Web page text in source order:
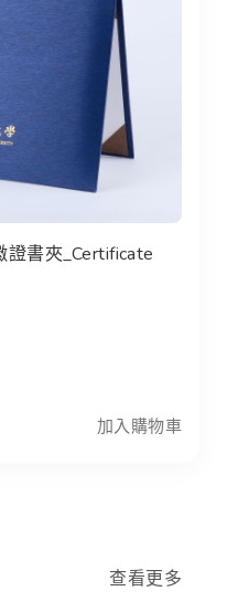
證書夾_Certificate Holder
證書夾_Certificate
加入購物車
查看更多